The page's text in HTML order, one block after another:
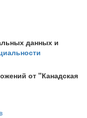
данных и
от "Канадская